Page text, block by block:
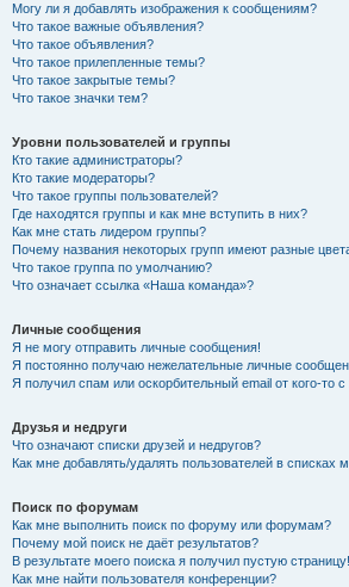
Могу ли я добавлять изображения к сообщениям?
Что такое важные объявления?
Что такое объявления?
Что такое прилепленные темы?
Что такое закрытые темы?
Что такое значки тем?
Уровни пользователей и группы
Кто такие администраторы?
Кто такие модераторы?
Что такое группы пользователей?
Где находятся группы и как мне вступить в них?
Как мне стать лидером группы?
Почему названия некоторых групп имеют разные
Что такое группа по умолчанию?
Что означает ссылка «Наша команда»?
Личные сообщения
Я не могу отправить личные сообщения!
Я постоянно получаю нежелательные личные
Я получил спам или оскорбительный email от кого-то
Друзья и недруги
Что означают списки друзей и недругов?
Как мне добавлять/удалять пользователей в списках
Поиск по форумам
Как мне выполнить поиск по форуму или форумам?
Почему мой поиск не даёт результатов?
В результате моего поиска я получил пустую страницу!
Как мне найти пользователя конференции?